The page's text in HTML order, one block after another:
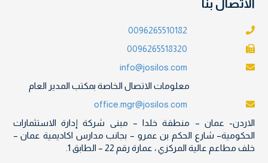
الاتصال بنا
0096265510182
0096265518320
info@josilos.com
معلومات الاتصال الخاصة بمكتب المدير العام
office.mgr@josilos.com
الاردن- عمان – منطقة خلدا – مبنى شركة إدارة الاستثمارات
الحكومية– شارع الحكم بن عمرو – بجانب مدارس اكاديمية عمان –
خلف مطاعم عالية المركزي ، عمارة رقم 22 – الطابق 1.